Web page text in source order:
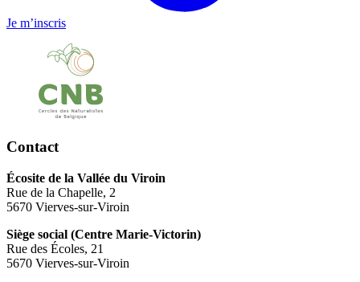
Je m’inscris
Contact
Écosite de la Vallée du Viroin
Rue de la Chapelle, 2
5670 Vierves-sur-Viroin
Siège social (Centre Marie-Victorin)
Rue des Écoles, 21
5670 Vierves-sur-Viroin